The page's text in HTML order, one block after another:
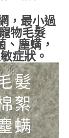
，最小過
物毛髮
、塵螨，
症狀。